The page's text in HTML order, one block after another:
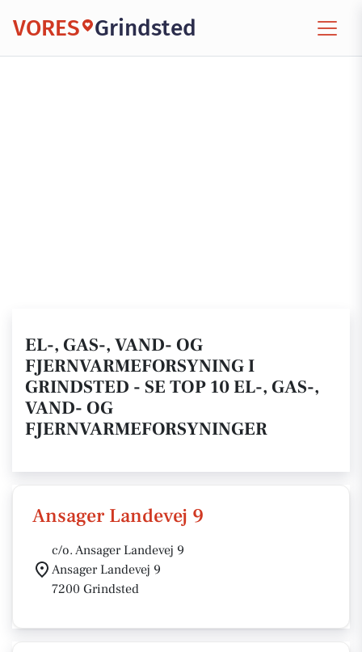
VORES Grindsted
EL-, GAS-, VAND- OG
FJERNVARMEFORSYNING I
GRINDSTED - SE TOP 10 EL-, GAS-,
VAND- OG
FJERNVARMEFORSYNINGER
Ansager Landevej 9
c/o. Ansager Landevej 9
Ansager Landevej 9
7200 Grindsted